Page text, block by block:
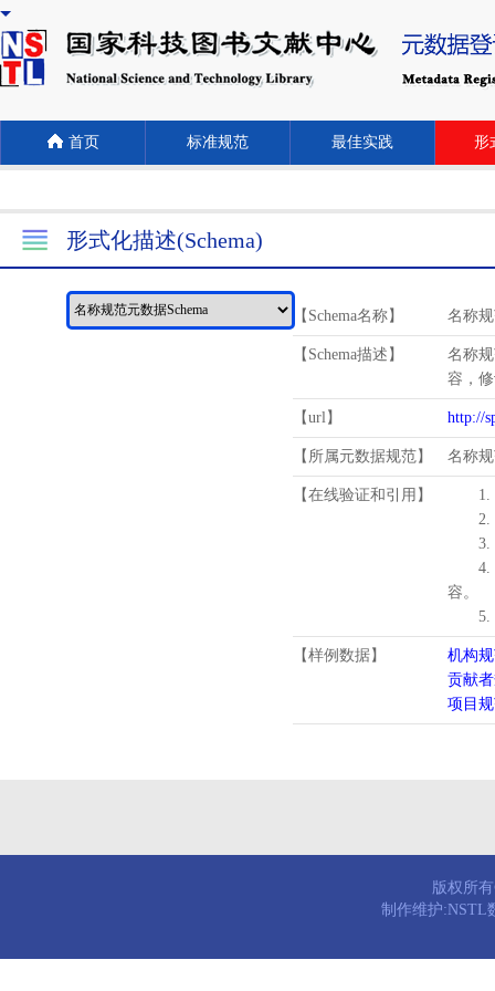
首页 标准规范 最佳实践 形
形式化描述(Schema)
【Schema名称】 名称规
【Schema描述】
名称
容，
【url】 http://
【所属元数据规范】 名称
【在线验证和引用】
1.
2.
3.
4.
容。
5.
【样例数据】
机构
贡献
项目
版权所
制作维护:NSTL